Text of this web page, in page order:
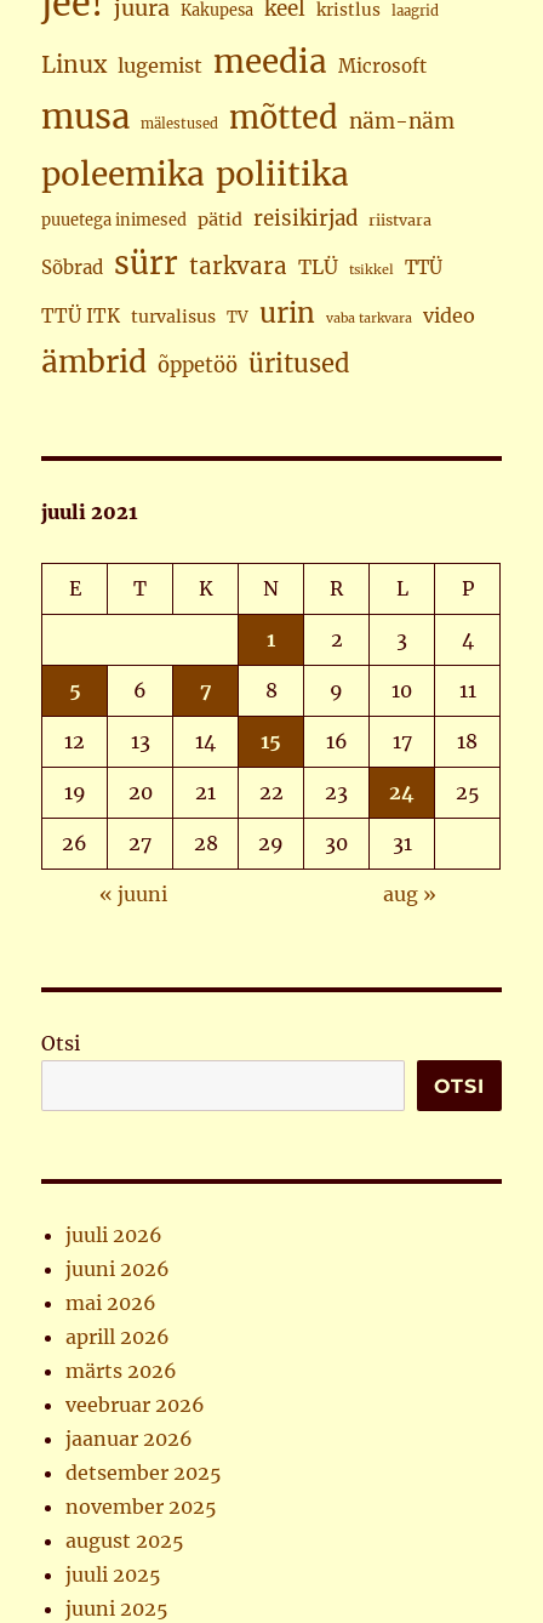
juura Kakupesa keel kristlus laagrid
Linux lugemist meedia Microsoft
musa mälestused mõtted näm-näm
poleemika poliitika
puuetega inimesed pätid reisikirjad riistvara
Sõbrad sürr tarkvara TLÜ tsikkel TTÜ
TTÜ ITK turvalisus TV urin vaba tarkvara video
ämbrid õppetöö üritused
juuli 2021
E T K N R L P
1 2 3 4
5 6 7 8 9 10 11
12 13 14 15 16 17 18
19 20 21 22 23 24 25
26 27 28 29 30 31
« juuni aug »
Otsi
OTSI
juuli 2026
juuni 2026
mai 2026
aprill 2026
märts 2026
veebruar 2026
jaanuar 2026
detsember 2025
november 2025
august 2025
juuli 2025
juuni 2025